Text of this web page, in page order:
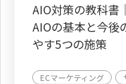
AIO対策の教科書
AIOの基本と今後
やす5つの施策
ECマーケティング